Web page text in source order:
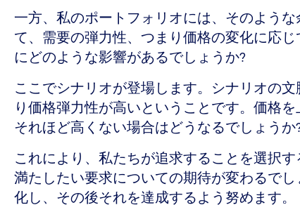
一方、私のポートフォリオには、そのよう
て、需要の弾力性、つまり価格の変化に応
にどのような影響があるでしょうか?
ここでシナリオが登場します。シナリオの
り価格弾力性が高いということです。価格
それほど高くない場合はどうなるでしょう
これにより、私たちが追求することを選択
満たしたい要求についての期待が変わるで
化し、その後それを達成するよう努めます。